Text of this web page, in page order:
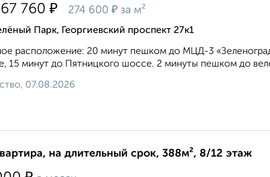
760 ₽ 274 600 ₽ за м²
Парк, Георгиевский проспект 27к1
расположение: 20 минут пешком до МЦД-3
15 минут до Пятницкого шоссе. 2 минуты пешком до
07.08.2026
на длительный срок, 388м², 8/12 этаж